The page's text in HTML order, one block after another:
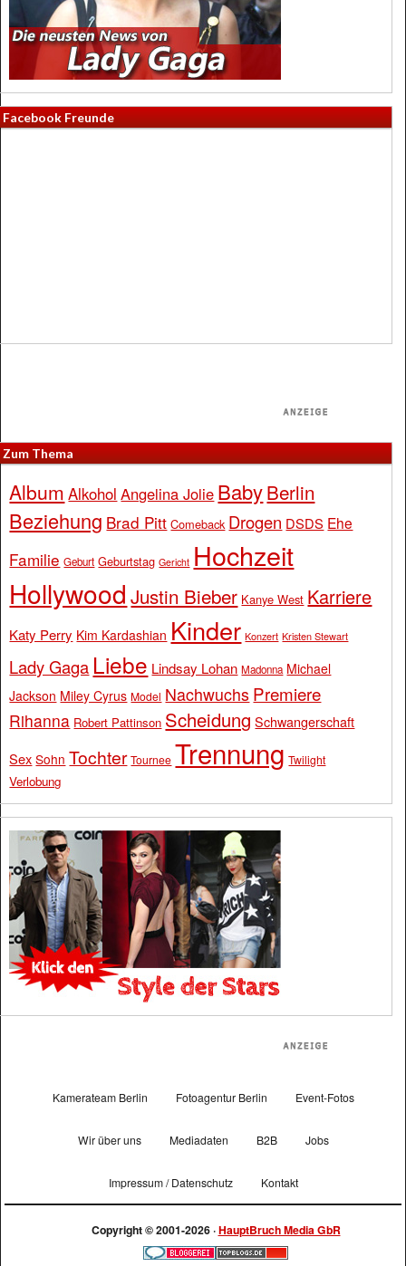
Facebook Freunde
Zum Thema
Album Alkohol Angelina Jolie BabyBerlin
Beziehung Brad Pitt Comeback Drogen DSDS Ehe
Familie Geburt Geburtstag Gericht Hochzeit
Hollywood Justin Bieber Kanye West Karriere
Katy Perry Kim Kardashian Kinder Konzert Kristen Stewart
Lady Gaga Liebe Lindsay Lohan Madonna Michael
Jackson Miley Cyrus Model Nachwuchs Premiere
Rihanna Robert Pattinson Scheidung Schwangerschaft
Sex Sohn Tochter Tournee Trennung Twilight
Verlobung
Kamerateam Berlin Fotoagentur Berlin Event-Fotos
Wir über uns Mediadaten B2B Jobs
Impressum / Datenschutz Kontakt
Copyright © 2001-2026 ·HauptBruch Media GbR